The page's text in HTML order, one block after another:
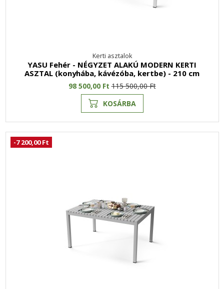
Kerti asztalok
YASU Fehér - NÉGYZET ALAKÚ MODERN KERTI
ASZTAL (konyhába, kávézóba, kertbe) - 210 cm
98 500,00 Ft115 500,00 Ft
KOSÁRBA
-7 200,00 Ft